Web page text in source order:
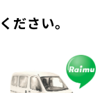
ださい。